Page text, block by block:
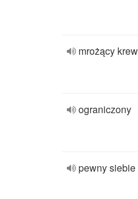
mrożący
ograniczony
pewny siebie